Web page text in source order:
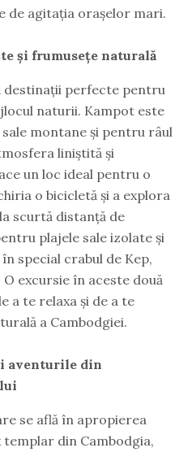
de agitația orașelor mari.
și frumusețe naturală
destinații perfecte pentru
naturii. Kampot este
montane și pentru râul
liniștită și
un loc ideal pentru o
o bicicletă și a explora
scurtă distanță de
plajele sale izolate și
special crabul de Kep,
excursie în aceste două
a te relaxa și de a te
a Cambodgiei.
aventurile din
se află în apropierea
din Cambodgia,